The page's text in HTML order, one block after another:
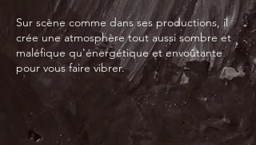
Sur scène comme dans ses productions, il
crée une atmosphère tout aussi sombre et
maléfique qu'énergétique et envoûtante
pour vous faire vibrer.